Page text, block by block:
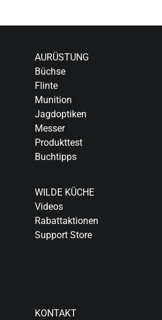
AURÜSTUNG
Büchse
Flinte
Munition
Jagdoptiken
Messer
Produkttest
Buchtipps
WILDE KÜCHE
Videos
Rabattaktionen
Support Store
KONTAKT